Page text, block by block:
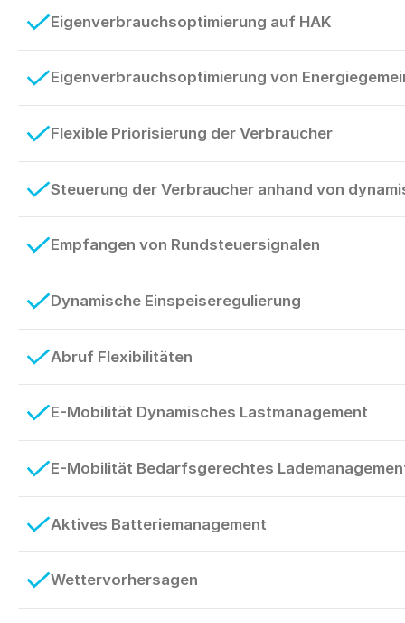
Eigenverbrauchsoptimierung auf HAK
Eigenverbrauchsoptimierung von
Flexible Priorisierung der Verbraucher
Steuerung der Verbraucher anhand von
Empfangen von Rundsteuersignalen
Dynamische Einspeiseregulierung
Abruf Flexibilitäten
E-Mobilität Dynamisches Lastmanagement
E-Mobilität Bedarfsgerechtes
Aktives Batteriemanagement
Wettervorhersagen